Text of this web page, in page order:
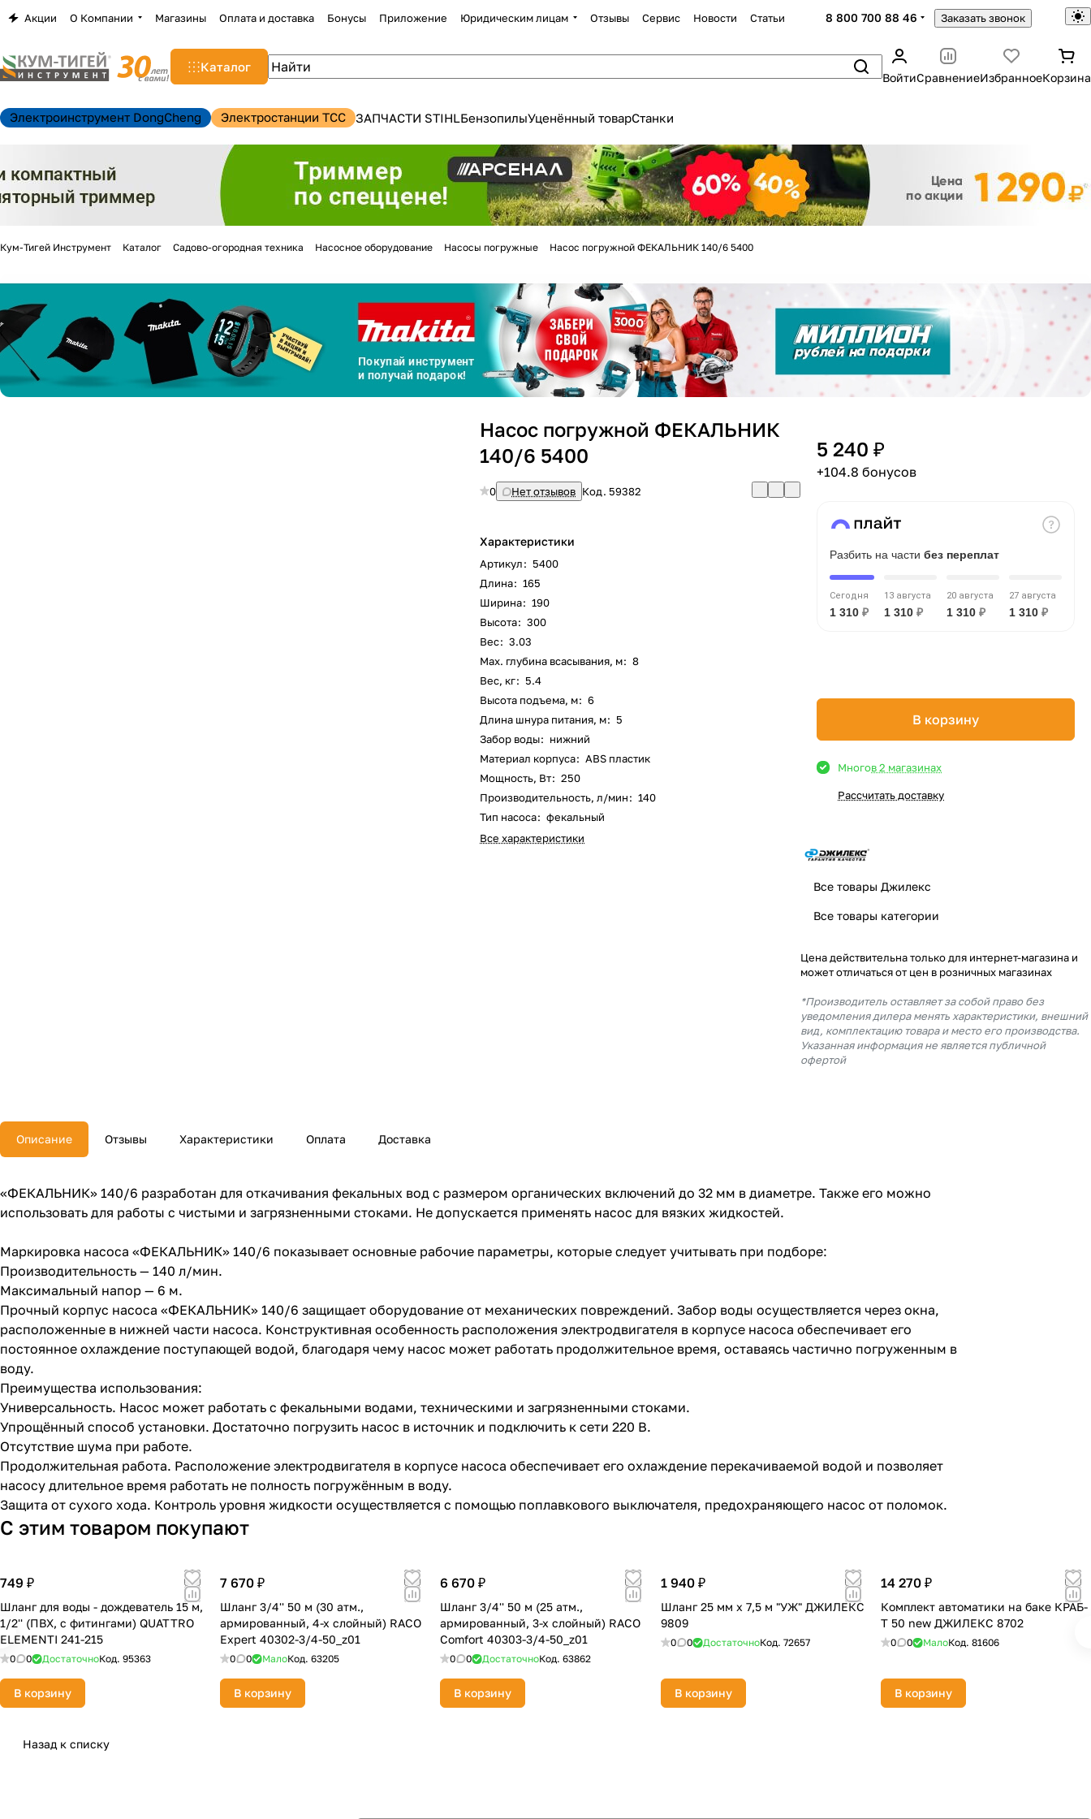
Акции О Компании Магазины Оплата и доставка Бонусы Приложение Юридическим лицам Отзывы Сервис Новости Статьи 8 800 700 88 46 Заказать звонок
Каталог
ВойтиСравнениеИзбранноеКорзина
Электроинструмент DongCheng Электростанции TCC ЗАПЧАСТИ STIHLБензопилыУценённый товарСтанки
Кум-Тигей Инструмент Каталог Садово-огородная техника Насосное оборудование Насосы погружные Насос погружной ФЕКАЛЬНИК 140/6 5400
Насос погружной ФЕКАЛЬНИК
140/6 5400
0 Нет отзывов Код. 59382
Характеристики
Артикул: 5400
Длина: 165
Ширина: 190
Высота: 300
Вес: 3.03
Max. глубина всасывания, м: 8
Вес, кг: 5.4
Высота подъема, м: 6
Длина шнура питания, м: 5
Забор воды: нижний
Материал корпуса: ABS пластик
Мощность, Вт: 250
Производительность, л/мин: 140
Тип насоса: фекальный
Все характеристики
5 240 ₽
+104.8 бонусов
Разбить на части без переплат
Сегодня
1 310 ₽
13 августа
1 310 ₽
20 августа
1 310 ₽
27 августа
1 310 ₽
В корзину
Многов 2 магазинах
Рассчитать доставку
Все товары Джилекс
Все товары категории
Цена действительна только для интернет-магазина и
может отличаться от цен в розничных магазинах
*Производитель оставляет за собой право без
уведомления дилера менять характеристики, внешний
вид, комплектацию товара и место его производства.
Указанная информация не является публичной
офертой
Описание Отзывы Характеристики Оплата Доставка
«ФЕКАЛЬНИК» 140/6 разработан для откачивания фекальных вод с размером органических включений до 32 мм в диаметре. Также его можно
использовать для работы с чистыми и загрязненными стоками. Не допускается применять насос для вязких жидкостей.
Маркировка насоса «ФЕКАЛЬНИК» 140/6 показывает основные рабочие параметры, которые следует учитывать при подборе:
Производительность — 140 л/мин.
Максимальный напор — 6 м.
Прочный корпус насоса «ФЕКАЛЬНИК» 140/6 защищает оборудование от механических повреждений. Забор воды осуществляется через окна,
расположенные в нижней части насоса. Конструктивная особенность расположения электродвигателя в корпусе насоса обеспечивает его
постоянное охлаждение поступающей водой, благодаря чему насос может работать продолжительное время, оставаясь частично погруженным в
воду.
Преимущества использования:
Универсальность. Насос может работать с фекальными водами, техническими и загрязненными стоками.
Упрощённый способ установки. Достаточно погрузить насос в источник и подключить к сети 220 В.
Отсутствие шума при работе.
Продолжительная работа. Расположение электродвигателя в корпусе насоса обеспечивает его охлаждение перекачиваемой водой и позволяет
насосу длительное время работать не полность погружённым в воду.
Защита от сухого хода. Контроль уровня жидкости осуществляется с помощью поплавкового выключателя, предохраняющего насос от поломок.
С этим товаром покупают
749 ₽
Шланг для воды - дождеватель 15 м,
1/2'' (ПВХ, с фитингами) QUATTRO
ELEMENTI 241-215
0 0 ДостаточноКод. 95363
В корзину
7 670 ₽
Шланг 3/4'' 50 м (30 атм.,
армированный, 4-х слойный) RACO
Expert 40302-3/4-50_z01
0 0 МалоКод.63205
В корзину
6 670 ₽
Шланг 3/4'' 50 м (25 атм.,
армированный, 3-х слойный) RACO
Comfort 40303-3/4-50_z01
0 0 ДостаточноКод.63862
В корзину
1 940 ₽
Шланг 25 мм х 7,5 м "УЖ" ДЖИЛЕКС
9809
0 0 ДостаточноКод. 72657
В корзину
14 270 ₽
Комплект автоматики на баке КРАБ-
Т 50 new ДЖИЛЕКС 8702
0 0 МалоКод. 81606
В корзину
Назад к списку
Закрыть
Разбейтеоплату
на частибез переплат
График платежей
Добавляйте товарыв корзину
Оплачивайте сегодня только
% картой любого банка
Получайте товарвыбранный способом
% будут
по каждые 2 недели
раз в 2 недели